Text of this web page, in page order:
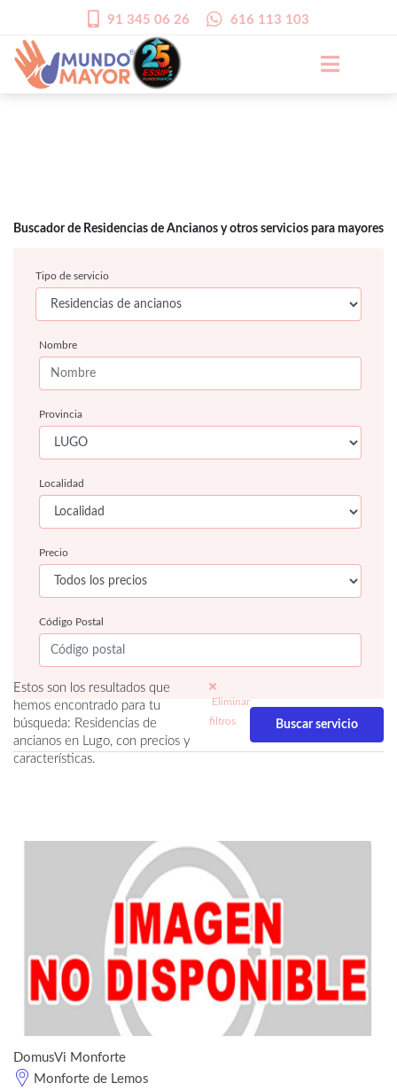
91 345 06 26 616 113 103
Buscador de Residencias de Ancianos y otros servicios para mayores
Tipo de servicio
Nombre
Provincia
Localidad
Precio
Código Postal
Estos son los resultados que
hemos encontrado para tu
búsqueda: Residencias de
ancianos en Lugo, con precios y
características.
Eliminar
filtros
DomusVi Monforte
Monforte de Lemos